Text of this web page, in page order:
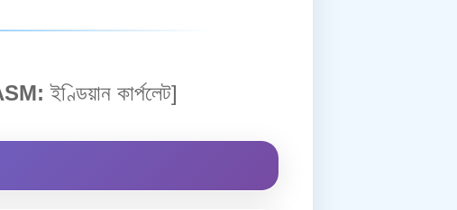
ইণ্ডিয়ান কাৰ্পলেট]